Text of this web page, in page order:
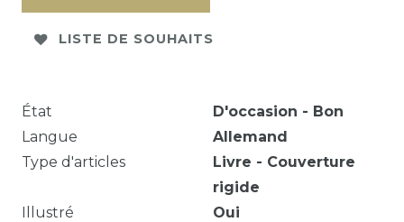
LISTE DE SOUHAITS
État
D'occasion - Bon
Langue
Allemand
Type d'articles
Livre - Couverture
rigide
Illustré
Oui